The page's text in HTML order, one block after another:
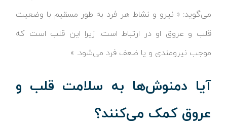
می‌گوید: « نیرو و نشاط هر فرد به طور مسقیم با وضعیت
قلب و عروق او در ارتباط است. زیرا این قلب است که
موجب نیرومندی و یا ضعف فرد می‌شود. »
آیا دمنوش‌ها به سلامت قلب و
عروق کمک می‌کنند؟